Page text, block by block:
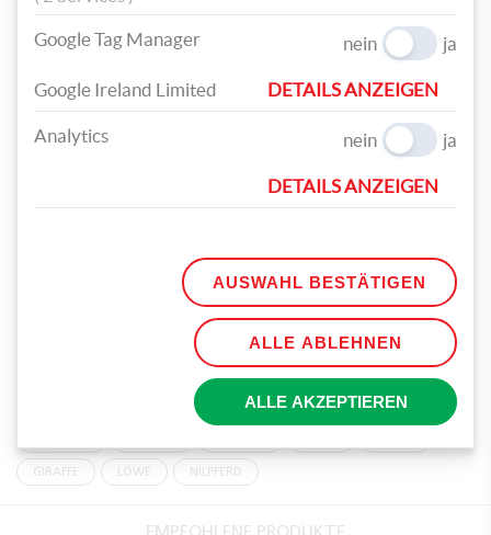
GIRAFFE LÖWE NILPFERD
EMPFOHLENE PRODUKTE
Google Tag Manager nein ja
Google Ireland Limited DETAILS ANZEIGEN
Analytics nein ja
DETAILS ANZEIGEN
AUSWAHL BESTÄTIGEN
ALLE ABLEHNEN
ALLE AKZEPTIEREN